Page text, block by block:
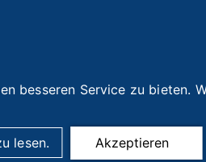
besseren Service zu bieten.
lesen. Akzeptieren
Co., Ltd.